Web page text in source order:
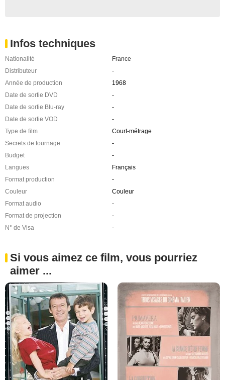
Infos techniques
Nationalité
France
Distributeur
-
Année de production
1968
Date de sortie DVD
-
Date de sortie Blu-ray
-
Date de sortie VOD
-
Type de film
Court-métrage
Secrets de tournage
-
Budget
-
Langues
Français
Format production
-
Couleur
Couleur
Format audio
-
Format de projection
-
N° de Visa
-
Si vous aimez ce film, vous pourriez
aimer ...